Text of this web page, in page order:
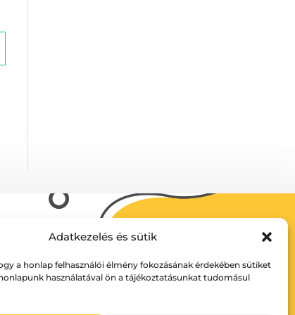
Adatkezelés és sütik
a honlap felhasználói élmény fokozásának érdekében sütiket
használatával ön a tájékoztatásunkat tudomásul